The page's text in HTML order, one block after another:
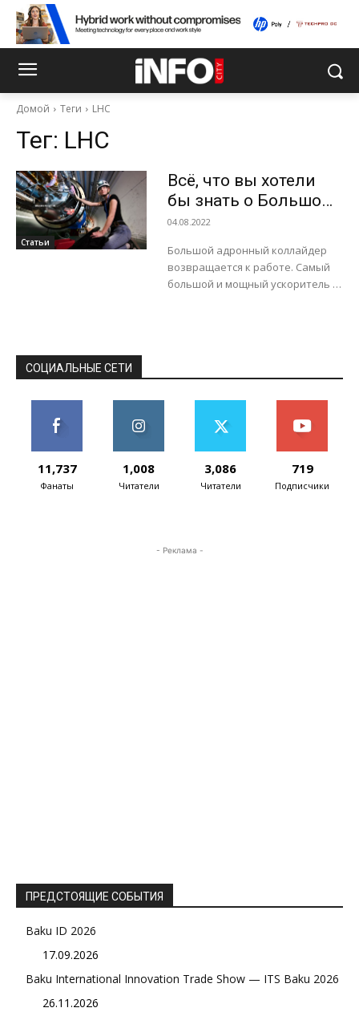
Домой Теги LHC
Тег: LHC
Статьи
Всё, что вы хотели
бы знать о Большом
адронном
04.08.2022
Большой адронный коллайдер
возвращается к работе. Самый
большой и мощный ускоритель в
СОЦИАЛЬНЫЕ СЕТИ
11,737
Фанаты
1,008
Читатели
3,086
Читатели
719
Подписчики
- Реклама -
ПРЕДСТОЯЩИЕ СОБЫТИЯ
Baku ID 2026
17.09.2026
Baku International Innovation Trade Show — ITS Baku 2026
26.11.2026